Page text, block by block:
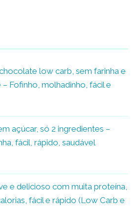
low carb, sem farinha e
Fofinho, molhadinho, fácil e
açúcar, só 2 ingredientes –
fácil, rápido, saudável
e delicioso com muita proteína,
fácil e rápido (Low Carb e